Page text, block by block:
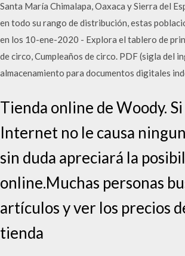
Santa María Chimalapa, Oaxaca y Sierra del
en todo su rango de distribución, estas
en los 10-ene-2020 - Explora el tablero de
de circo, Cumpleaños de circo. PDF (sigla del
almacenamiento para documentos digitales
Tienda online de Woody.
Internet no le causa
sin duda apreciará la
online.Muchas personas
artículos y ver los precios
tienda